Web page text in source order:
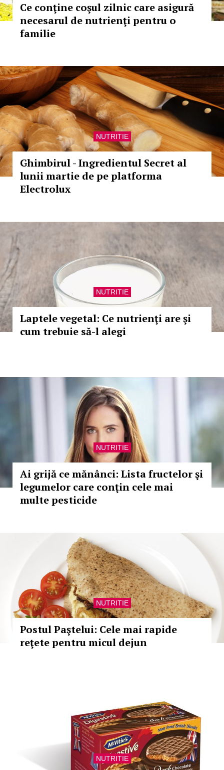
Ce conţine coşul zilnic care asigură
necesarul de nutrienţi pentru o
familie
NUTRITIE
Ghimbirul - Ingredientul Secret al
lunii martie de pe platforma
Electrolux
NUTRITIE
Laptele vegetal: Ce nutrienţi are şi
cum trebuie să-l alegi
NUTRITIE
Ai grijă ce mănânci: Lista fructelor şi
legumelor care conţin cele mai
multe pesticide
NUTRITIE
Postul Paştelui: Cele mai rapide
reţete pentru micul dejun
NUTRITIE